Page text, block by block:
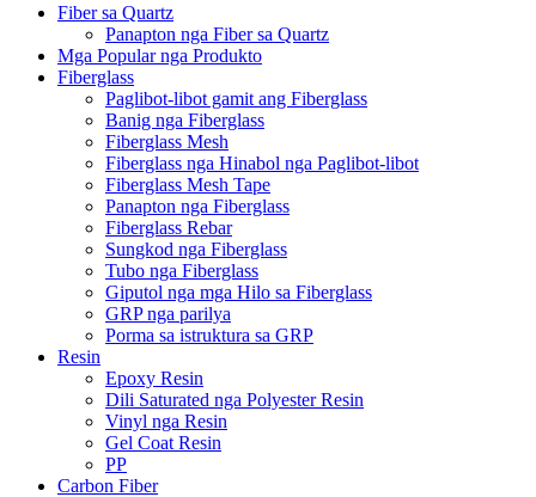
Fiber sa Quartz
Panapton nga Fiber sa Quartz
Mga Popular nga Produkto
Fiberglass
Paglibot-libot gamit ang Fiberglass
Banig nga Fiberglass
Fiberglass Mesh
Fiberglass nga Hinabol nga Paglibot-libot
Fiberglass Mesh Tape
Panapton nga Fiberglass
Fiberglass Rebar
Sungkod nga Fiberglass
Tubo nga Fiberglass
Giputol nga mga Hilo sa Fiberglass
GRP nga parilya
Porma sa istruktura sa GRP
Resin
Epoxy Resin
Dili Saturated nga Polyester Resin
Vinyl nga Resin
Gel Coat Resin
PP
Carbon Fiber